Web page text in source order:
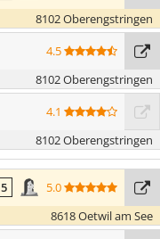
8102 Oberengstringen
4.5
8102 Oberengstringen
4.1
8102 Oberengstringen
5
5.0
8618 Oetwil am See